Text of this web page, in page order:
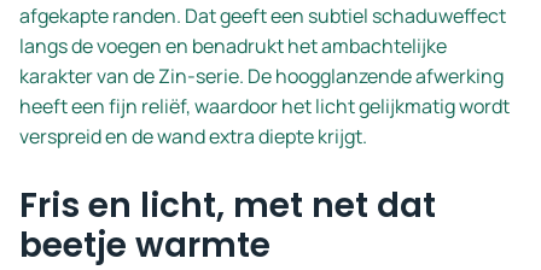
afgekapte randen. Dat geeft een subtiel schaduweffect
langs de voegen en benadrukt het ambachtelijke
karakter van de Zin-serie. De hoogglanzende afwerking
heeft een fijn reliëf, waardoor het licht gelijkmatig wordt
verspreid en de wand extra diepte krijgt.
Fris en licht, met net dat
beetje warmte